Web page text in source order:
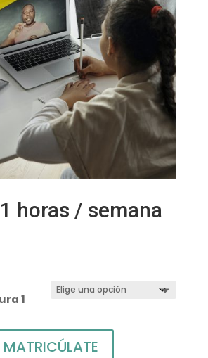
1 horas / semana
1
MATRICÚLATE